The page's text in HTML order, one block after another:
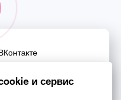
Telegramи сервис